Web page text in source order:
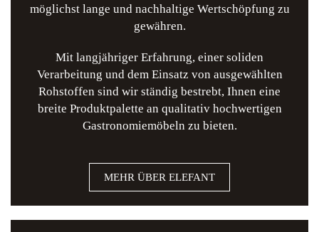
möglichst lange und nachhaltige Wertschöpfung zu
gewähren.
Mit langjähriger Erfahrung, einer soliden
Verarbeitung und dem Einsatz von ausgewählten
Rohstoffen sind wir ständig bestrebt, Ihnen eine
breite Produktpalette an qualitativ hochwertigen
Gastronomiemöbeln zu bieten.
MEHR ÜBER ELEFANT